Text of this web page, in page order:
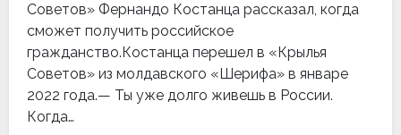
Советов» Фернандо Костанца рассказал, когда
сможет получить российское
гражданство.Костанца перешел в «Крылья
Советов» из молдавского «Шерифа» в январе
2022 года.— Ты уже долго живешь в России.
Когда…